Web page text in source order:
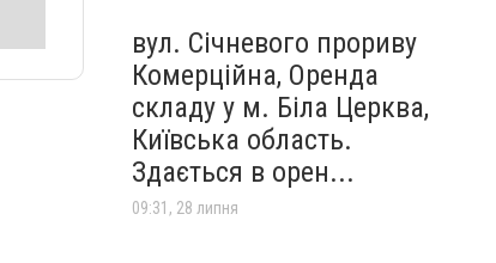
вул. Січневого прориву
Комерційна, Оренда
складу у м. Біла Церква,
Київська область.
Здається в орен...
09:31, 28 липня